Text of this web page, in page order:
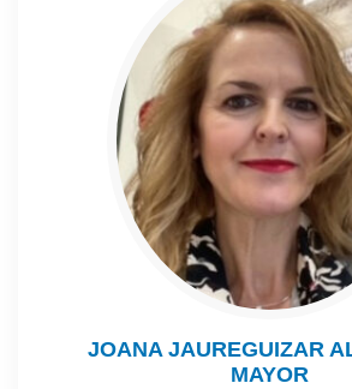
JOANA JAUREGUIZAR
MAYOR